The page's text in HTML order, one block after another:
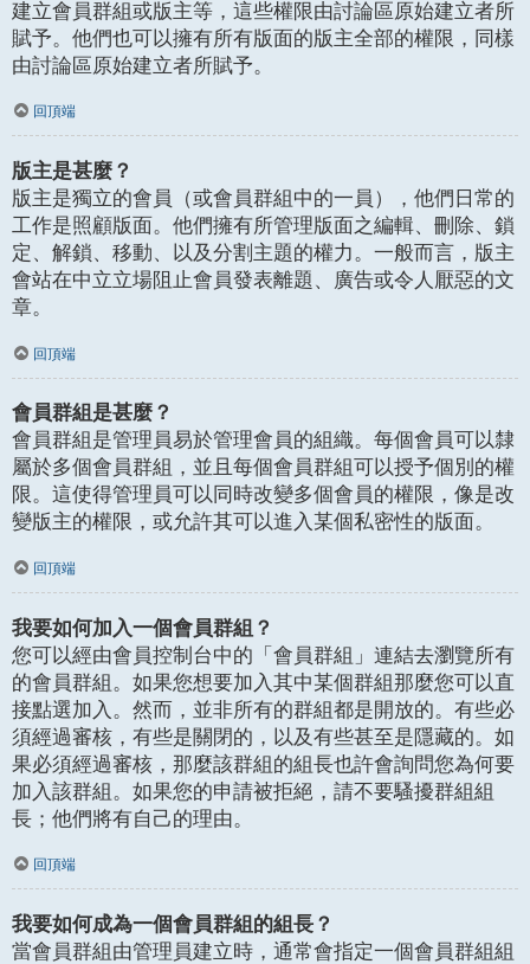
建立會員群組或版主等，這些權限由討論區原始建立者所
賦予。他們也可以擁有所有版面的版主全部的權限，同樣
由討論區原始建立者所賦予。
回頂端
版主是甚麼？
版主是獨立的會員（或會員群組中的一員），他們日常的
工作是照顧版面。他們擁有所管理版面之編輯、刪除、鎖
定、解鎖、移動、以及分割主題的權力。一般而言，版主
會站在中立立場阻止會員發表離題、廣告或令人厭惡的文
章。
回頂端
會員群組是甚麼？
會員群組是管理員易於管理會員的組織。每個會員可以隸
屬於多個會員群組，並且每個會員群組可以授予個別的權
限。這使得管理員可以同時改變多個會員的權限，像是改
變版主的權限，或允許其可以進入某個私密性的版面。
回頂端
我要如何加入一個會員群組？
您可以經由會員控制台中的「會員群組」連結去瀏覽所有
的會員群組。如果您想要加入其中某個群組那麼您可以直
接點選加入。然而，並非所有的群組都是開放的。有些必
須經過審核，有些是關閉的，以及有些甚至是隱藏的。如
果必須經過審核，那麼該群組的組長也許會詢問您為何要
加入該群組。如果您的申請被拒絕，請不要騷擾群組組
長；他們將有自己的理由。
回頂端
我要如何成為一個會員群組的組長？
當會員群組由管理員建立時，通常會指定一個會員群組組